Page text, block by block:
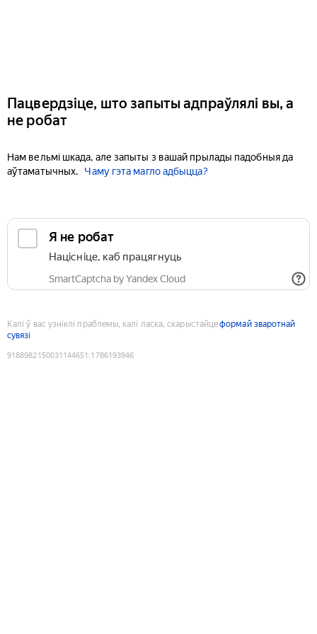
Пацвердзіце, што запыты адпраўлялі вы, а
не робат
Нам вельмі шкада, але запыты з вашай прылады падобныя да
аўтаматычных.
Чаму гэта магло адбыцца?
Я не робат
Націсніце, каб працягнуць
SmartCaptcha by Yandex Cloud
Калі ў вас узніклі праблемы, калі ласка, скарыстайцеформай зваротнай
сувязі
9188982150031144651 :1786193946